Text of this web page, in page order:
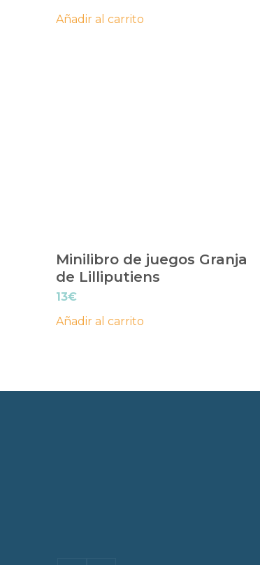
Añadir al carrito
Minilibro de juegos Granja
de Lilliputiens
13€
Añadir al carrito